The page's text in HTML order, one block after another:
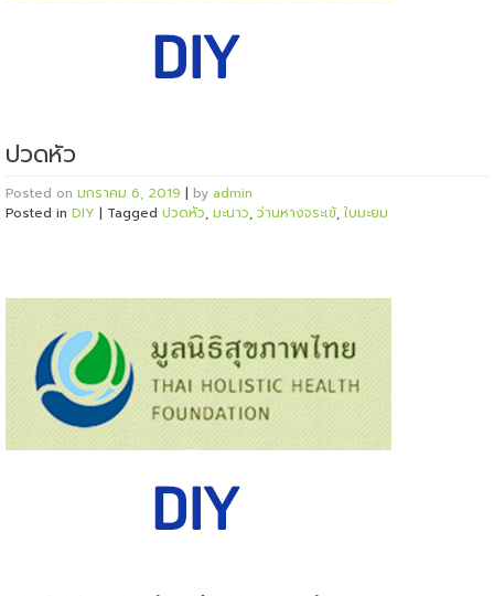
ปวดหัว
Posted on มกราคม 6, 2019 | by admin
Posted in DIY | Tagged ปวดหัว, มะนาว, ว่านหางจระเข้, ใบมะยม